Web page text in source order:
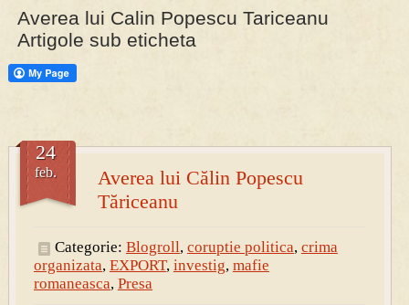
Averea lui Calin Popescu Tariceanu
Artigole sub eticheta
Averea lui Călin Popescu
Tăriceanu
24
feb.
Categorie: Blogroll, coruptie politica, crima
organizata, EXPORT, investig, mafie
romaneasca, Presa